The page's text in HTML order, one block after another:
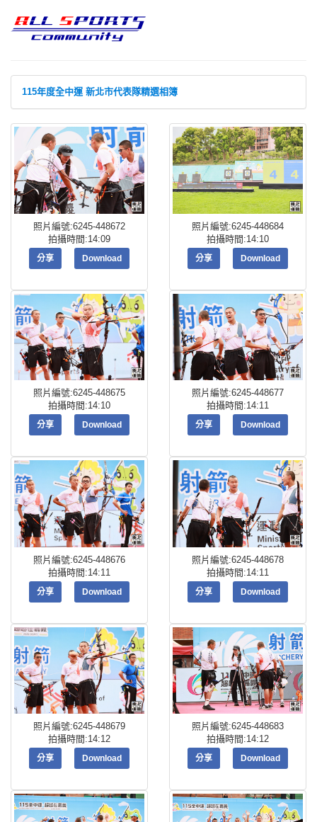
115年度全中運 新北市代表隊精選相簿
照片編號:6245-448672
拍攝時間:14:09
分享 Download
照片編號:6245-448684
拍攝時間:14:10
分享 Download
照片編號:6245-448675
拍攝時間:14:10
分享 Download
照片編號:6245-448677
拍攝時間:14:11
分享 Download
照片編號:6245-448676
拍攝時間:14:11
分享 Download
照片編號:6245-448678
拍攝時間:14:11
分享 Download
照片編號:6245-448679
拍攝時間:14:12
分享 Download
照片編號:6245-448683
拍攝時間:14:12
分享 Download